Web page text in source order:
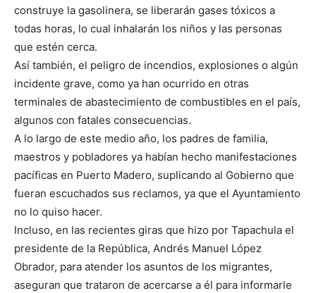
construye la gasolinera, se liberarán gases tóxicos a
todas horas, lo cual inhalarán los niños y las personas
que estén cerca.
Así también, el peligro de incendios, explosiones o algún
incidente grave, como ya han ocurrido en otras
terminales de abastecimiento de combustibles en el país,
algunos con fatales consecuencias.
A lo largo de este medio año, los padres de familia,
maestros y pobladores ya habían hecho manifestaciones
pacíficas en Puerto Madero, suplicando al Gobierno que
fueran escuchados sus reclamos, ya que el Ayuntamiento
no lo quiso hacer.
Incluso, en las recientes giras que hizo por Tapachula el
presidente de la República, Andrés Manuel López
Obrador, para atender los asuntos de los migrantes,
aseguran que trataron de acercarse a él para informarle